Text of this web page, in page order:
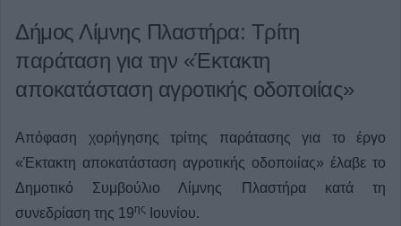
Δήμος Λίμνης Πλαστήρα: Τρίτη
παράταση για την «Έκτακτη
αποκατάσταση αγροτικής οδοποιίας»
Απόφαση χορήγησης τρίτης παράτασης για το έργο
«Έκτακτη αποκατάσταση αγροτικής οδοποιίας» έλαβε το
Δημοτικό Συμβούλιο Λίμνης Πλαστήρα κατά τη
συνεδρίαση της 19ης Ιουνίου.